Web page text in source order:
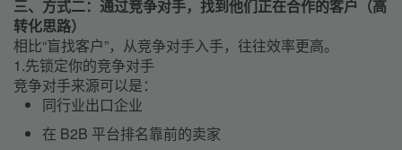
三、方式二：通过竞争对手，找到他们正在合作的客户（高
转化思路）
相比“盲找客户”，从竞争对手入手，往往效率更高。
1.先锁定你的竞争对手
竞争对手来源可以是：
同行业出口企业
在 B2B 平台排名靠前的卖家